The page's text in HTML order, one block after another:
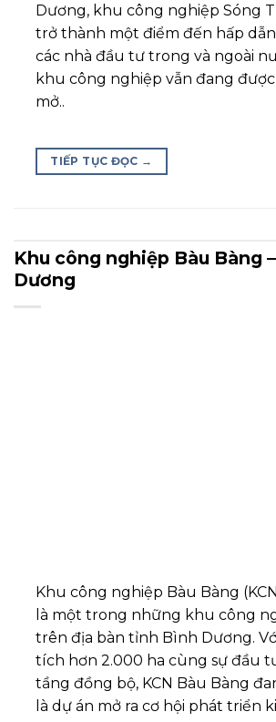
Dương, khu công nghiệp Sóng
trở thành một điểm đến hấp
các nhà đầu tư trong và ngoài
khu công nghiệp vẫn đang
mở..
TIẾP TỤC ĐỌC →
Khu công nghiệp Bàu Bàng
Dương
Khu công nghiệp Bàu Bàng
là một trong những khu công
trên địa bàn tỉnh Bình Dương.
tích hơn 2.000 ha cùng sự đầu
tầng đồng bộ, KCN Bàu Bàng
là dự án mở ra cơ hội phát triển